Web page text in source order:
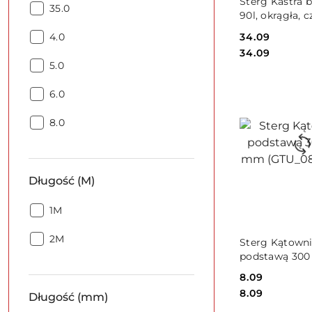
(mm):
Średnica
(mm):
35.0
Średnica
(mm):
4.0
Średnica
(mm):
5.0
Średnica
(mm):
6.0
Średnica
8.0
Długość (M)
Długość
1M
Długość
2M
Długość (mm)
90l, okrągła,
Cena:
34.09
Cena:
34.09
Sterg
podstawą 300
Cena:
8.09
Cena:
8.09
DO